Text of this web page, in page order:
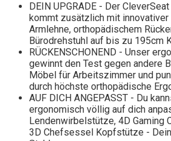
DEIN UPGRADE - Der
kommt zusätzlich mit innovativer
Armlehne, orthopädischem
Bürodrehstuhl auf bis zu 195cm
RÜCKENSCHONEND - Unser
gewinnt den Test gegen andere
Möbel für Arbeitszimmer und
durch höchste orthopädische
AUF DICH ANGEPASST - Du
ergonomisch völlig auf dich
Lendenwirbelstütze, 4D Gaming
3D Chefsessel Kopfstütze -